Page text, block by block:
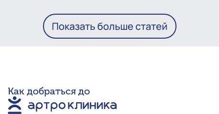
Показать больше статей
Как добраться до